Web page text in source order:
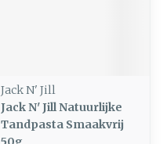
Jack N' Jill
Jack N' Jill Natuurlijke
Tandpasta Smaakvrij